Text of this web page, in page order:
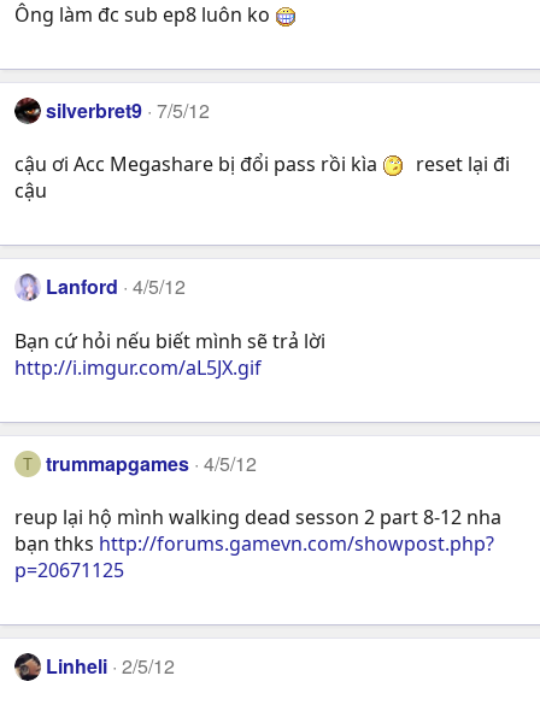
Ông làm đc sub ep8 luôn ko
silverbret9 7/5/12
cậu ơi Acc Megashare bị đổi pass rồi kìa
reset lại đi
cậu
Lanford 4/5/12
Bạn cứ hỏi nếu biết mình sẽ trả lời
http://i.imgur.com/aL5JX.gif
T trummapgames 4/5/12
reup lại hộ mình walking dead sesson 2 part 8-12 nha
bạn thks http://forums.gamevn.com/showpost.php?
p=20671125
Linheli 2/5/12